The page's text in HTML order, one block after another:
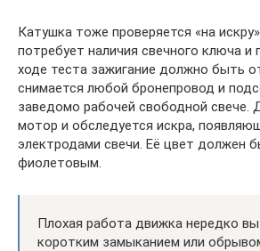
Катушка тоже проверяется «на
потребует наличия свечного ключа и
ходе теста зажигание должно быть
снимается любой бронепровод и
заведомо рабочей свободной свече.
мотор и обследуется искра,
электродами свечи. Её цвет должен
фиолетовым.
Плохая работа движка нередко
коротким замыканием или